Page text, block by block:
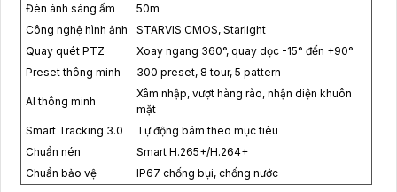
Đèn ánh sáng ấm
50m
Công nghệ hình ảnh
STARVIS CMOS, Starlight
Quay quét PTZ
Xoay ngang 360°, quay dọc -15° đến +90°
Preset thông minh
300 preset, 8 tour, 5 pattern
AI thông minh
Xâm nhập, vượt hàng rào, nhận diện khuôn
mặt
Smart Tracking 3.0
Tự động bám theo mục tiêu
Chuẩn nén
Smart H.265+/H.264+
Chuẩn bảo vệ
IP67 chống bụi, chống nước